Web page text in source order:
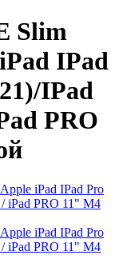
Slim
IPad
IPad
PRO